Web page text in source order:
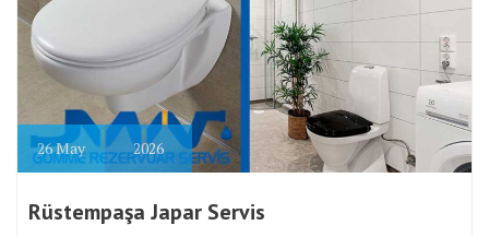
26May 2026
Rüstempaşa Japar Servis